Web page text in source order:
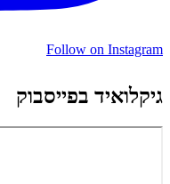
Follow on Instagram
גיקלואיד בפייסבוק